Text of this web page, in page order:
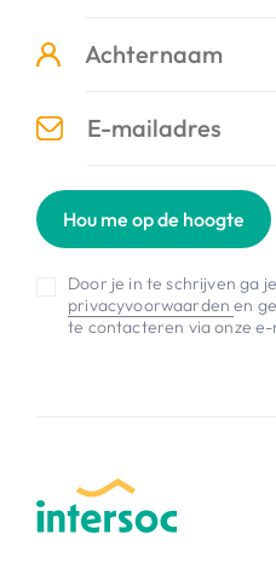
Hou me op de hoogte
Door je in te schrijven ga
privacyvoorwaardenen
te contacteren via onze